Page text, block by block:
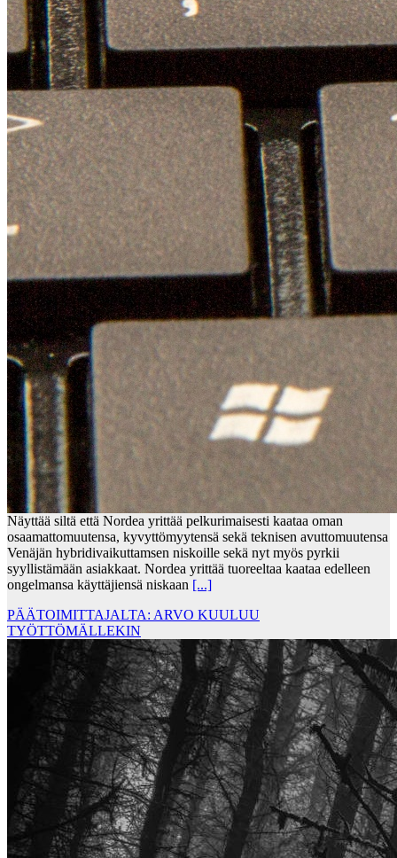
Näyttää siltä että Nordea yrittää pelkurimaisesti kaataa oman
osaamattomuutensa, kyvyttömyytensä sekä teknisen avuttomuutensa
Venäjän hybridivaikuttamsen niskoille sekä nyt myös pyrkii
syyllistämään asiakkaat. Nordea yrittää tuoreeltaa kaataa edelleen
ongelmansa käyttäjiensä niskaan [...]
PÄÄTOIMITTAJALTA: ARVO KUULUU
TYÖTTÖMÄLLEKIN